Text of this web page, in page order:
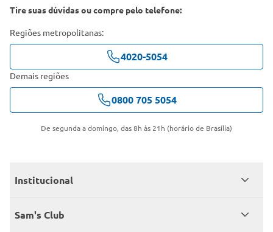
Tire suas dúvidas ou compre pelo telefone:
Regiões metropolitanas:
4020-5054
Demais regiões
0800 705 5054
De segunda a domingo, das 8h às 21h (horário de Brasília)
Institucional
Quem somos
Sam's Club